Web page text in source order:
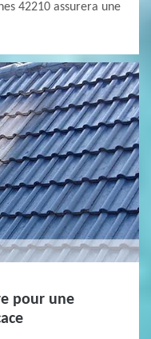
42210 assurera une
pour une